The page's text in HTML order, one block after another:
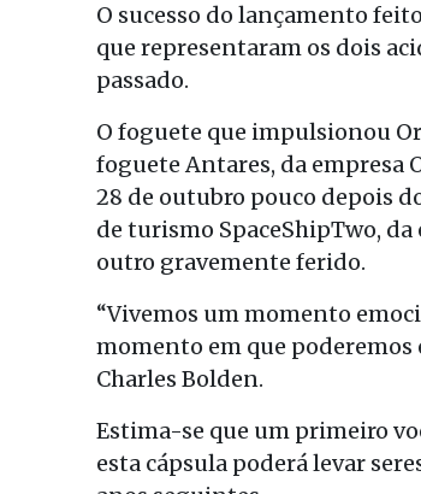
O sucesso do lançamento
que representaram os dois
passado.
O foguete que impulsionou
foguete Antares, da empresa
28 de outubro pouco depois
de turismo SpaceShipTwo,
outro gravemente ferido.
“Vivemos um momento
momento em que poderemos
Charles Bolden.
Estima-se que um primeiro
esta cápsula poderá levar